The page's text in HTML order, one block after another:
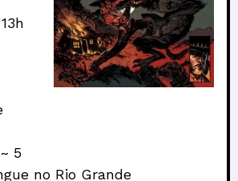
5
no Rio Grande